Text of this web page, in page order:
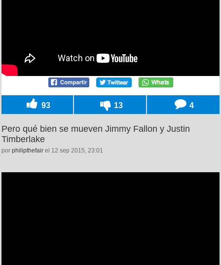
93 13 4
Pero qué bien se mueven Jimmy Fallon y Justin
Timberlake
por philipthefair el 12 sep 2015, 23:01